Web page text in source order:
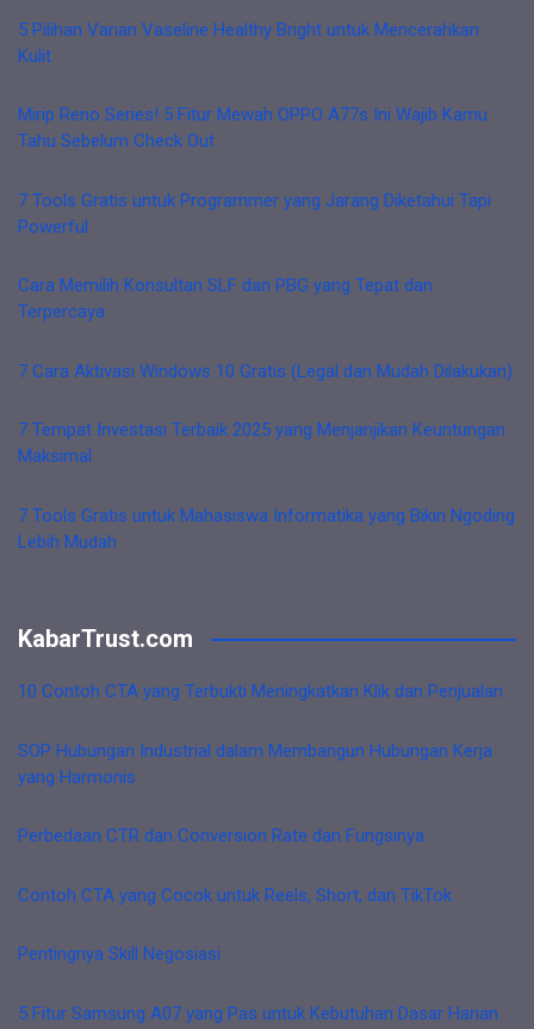
5 Pilihan Varian Vaseline Healthy Bright untuk Mencerahkan
Kulit
Mirip Reno Series! 5 Fitur Mewah OPPO A77s Ini Wajib Kamu
Tahu Sebelum Check Out
7 Tools Gratis untuk Programmer yang Jarang Diketahui Tapi
Powerful
Cara Memilih Konsultan SLF dan PBG yang Tepat dan
Terpercaya
7 Cara Aktivasi Windows 10 Gratis (Legal dan Mudah Dilakukan)
7 Tempat Investasi Terbaik 2025 yang Menjanjikan Keuntungan
Maksimal
7 Tools Gratis untuk Mahasiswa Informatika yang Bikin Ngoding
Lebih Mudah
KabarTrust.com
10 Contoh CTA yang Terbukti Meningkatkan Klik dan Penjualan
SOP Hubungan Industrial dalam Membangun Hubungan Kerja
yang Harmonis
Perbedaan CTR dan Conversion Rate dan Fungsinya
Contoh CTA yang Cocok untuk Reels, Short, dan TikTok
Pentingnya Skill Negosiasi
5 Fitur Samsung A07 yang Pas untuk Kebutuhan Dasar Harian